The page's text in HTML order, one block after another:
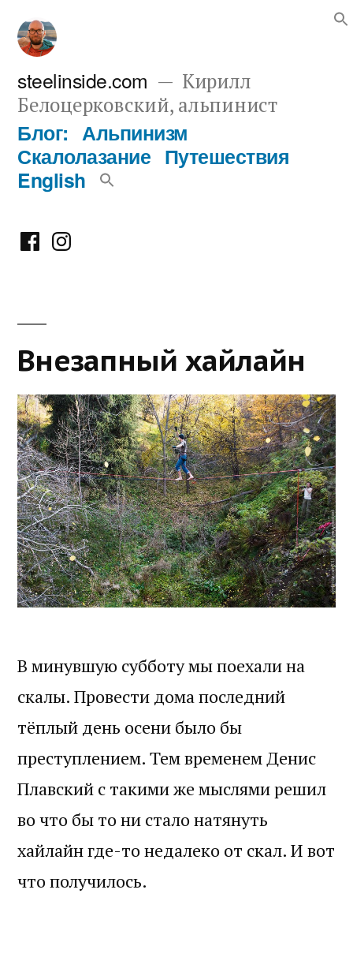
Перейти
содержимому
steelinside.com
Кирилл
Белоцерковский, альпинист
Блог: Альпинизм
Скалолазание Путешествия
English
ФейсбукИнстаграм
Внезапный хайлайн
В минувшую субботу мы поехали на
скалы. Провести дома последний
тёплый день осени было бы
преступлением. Тем временем Денис
Плавский с такими же мыслями решил
во что бы то ни стало натянуть
хайлайн где-то недалеко от скал. И вот
что получилось.